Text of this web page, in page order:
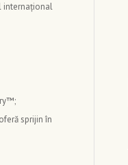
internațional
sprijin în